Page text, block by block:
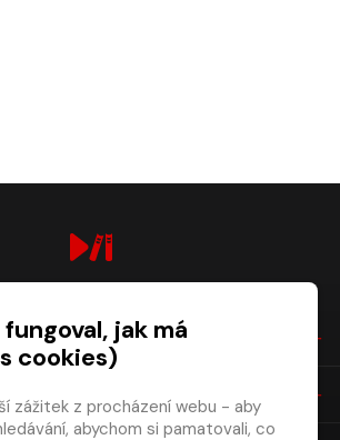
jak má
cookies)
zážitek z procházení webu - aby
abychom si pamatovali, co